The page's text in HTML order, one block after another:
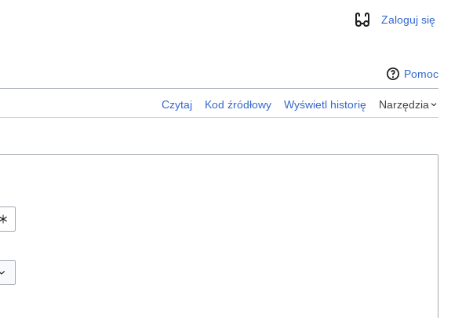
WyglądZaloguj się
Pomoc
Czytaj Kod źródłowy Wyświetl historię Narzędzia